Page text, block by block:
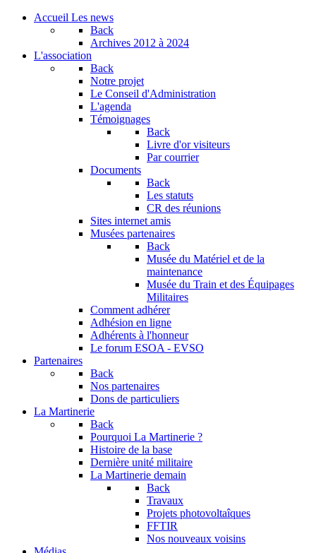
Accueil Les news
Back
Archives 2012 à 2024
L'association
Back
Notre projet
Le Conseil d'Administration
L'agenda
Témoignages
Back
Livre d'or visiteurs
Par courrier
Documents
Back
Les statuts
CR des réunions
Sites internet amis
Musées partenaires
Back
Musée du Matériel et de la
maintenance
Musée du Train et des Équipages
Militaires
Comment adhérer
Adhésion en ligne
Adhérents à l'honneur
Le forum ESOA - EVSO
Partenaires
Back
Nos partenaires
Dons de particuliers
La Martinerie
Back
Pourquoi La Martinerie ?
Histoire de la base
Dernière unité militaire
La Martinerie demain
Back
Travaux
Projets photovoltaîques
FFTIR
Nos nouveaux voisins